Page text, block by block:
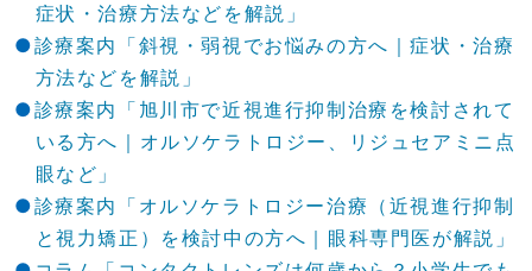
症状・治療方法などを解説」
診療案内「斜視・弱視でお悩みの方へ｜症状・治療
方法などを解説」
診療案内「旭川市で近視進行抑制治療を検討されて
いる方へ｜オルソケラトロジー、リジュセアミニ点
眼など」
診療案内「オルソケラトロジー治療（近視進行抑制
と視力矯正）を検討中の方へ｜眼科専門医が解説」